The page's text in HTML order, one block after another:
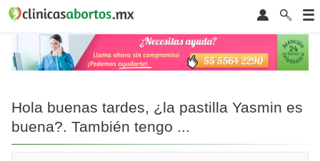
Hola buenas tardes, ¿la pastilla Yasmin es
buena?. También tengo ...